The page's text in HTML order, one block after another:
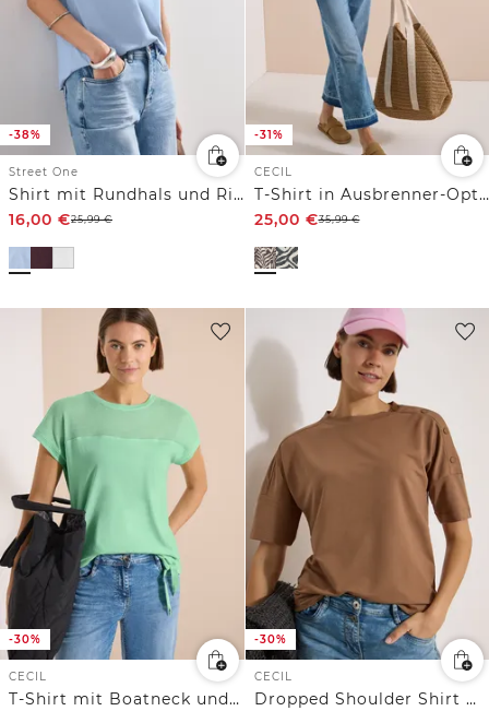
-38%
Street One
Shirt mit Rundhals und Rippdetails
16,00 €25,99€
-31%
CECIL
T-Shirt in Ausbrenner-Optik
25,00 €35,99€
-30%
CECIL
T-Shirt mit Boatneck und Mesh-Einsatz
-30%
CECIL
Dropped Shoulder Shirt mit Knöpfen